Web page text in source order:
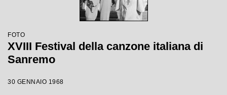
FOTO
XVIII Festival della canzone italiana di
Sanremo
30 GENNAIO 1968